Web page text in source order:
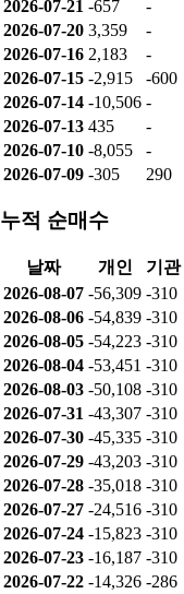
2026-07-21 -657 -
2026-07-20 3,359 -
2026-07-16 2,183 -
2026-07-15 -2,915 -600
2026-07-14 -10,506 -
2026-07-13 435 -
2026-07-10 -8,055 -
2026-07-09 -305 290
누적 순매수
날짜 개인 기관
2026-08-07 -56,309 -310
2026-08-06 -54,839 -310
2026-08-05 -54,223 -310
2026-08-04 -53,451 -310
2026-08-03 -50,108 -310
2026-07-31 -43,307 -310
2026-07-30 -45,335 -310
2026-07-29 -43,203 -310
2026-07-28 -35,018 -310
2026-07-27 -24,516 -310
2026-07-24 -15,823 -310
2026-07-23 -16,187 -310
2026-07-22 -14,326 -286